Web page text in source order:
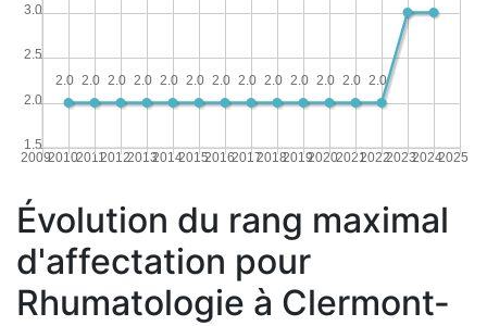
20092010201120122013201420152016201720182019202020212022202320242025
1.5
2.0
2.5
3.0
2.0
2.0
2.0
2.0
2.0
2.0
2.0
2.0
2.0
2.0
2.0
2.0
2.0
Évolution du rang maximal
d'affectation pour
Rhumatologie à Clermont-